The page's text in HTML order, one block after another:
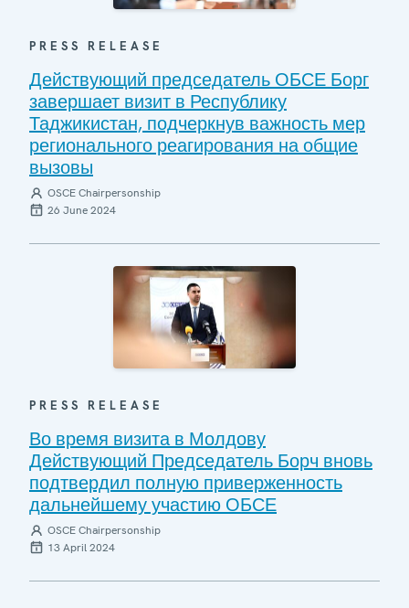
PRESS RELEASE
Действующий председатель ОБСЕ Борг
завершает визит в Республику
Таджикистан, подчеркнув важность мер
регионального реагирования на общие
вызовы
OSCE Chairpersonship
26 June 2024
PRESS RELEASE
Во время визита в Молдову
Действующий Председатель Борч вновь
подтвердил полную приверженность
дальнейшему участию ОБСЕ
OSCE Chairpersonship
13 April 2024